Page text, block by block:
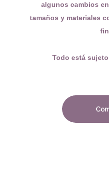
algunos cambios
tamaños y materiales
Todo está